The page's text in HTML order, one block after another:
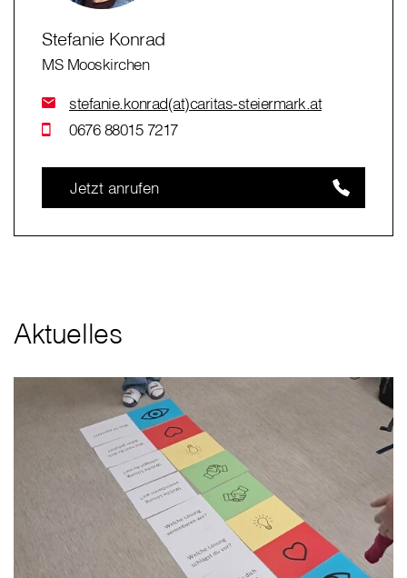
Stefanie Konrad
MS Mooskirchen
stefanie.konrad(at)caritas-steiermark.at
0676 88015 7217
Jetzt anrufen
Aktuelles